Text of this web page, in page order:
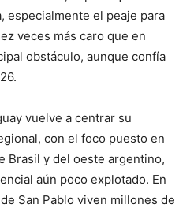
especialmente el peaje para
veces más caro que en
obstáculo, aunque confía
vuelve a centrar su
con el foco puesto en
Brasil y del oeste argentino,
aún poco explotado. En
San Pablo viven millones de